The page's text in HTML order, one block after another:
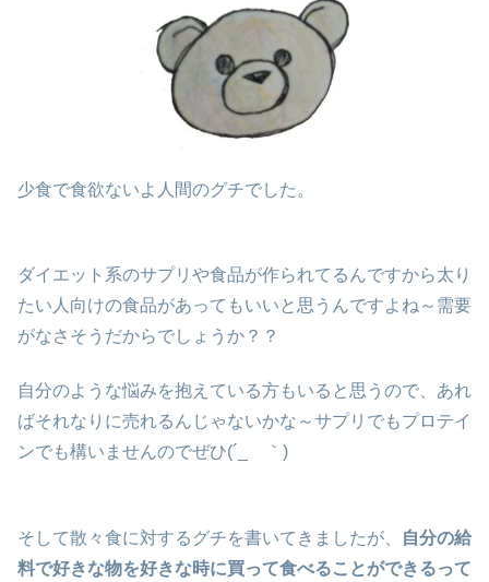
少食で食欲ないよ人間のグチでした。
ダイエット系のサプリや食品が作られてるんですから太り
たい人向けの食品があってもいいと思うんですよね～需要
がなさそうだからでしょうか？？
自分のような悩みを抱えている方もいると思うので、あれ
ばそれなりに売れるんじゃないかな～サプリでもプロテイ
ンでも構いませんのでぜひ(´_ゝ｀)
そして散々食に対するグチを書いてきましたが、
自分の給
料で好きな物を好きな時に買って食べることができるって